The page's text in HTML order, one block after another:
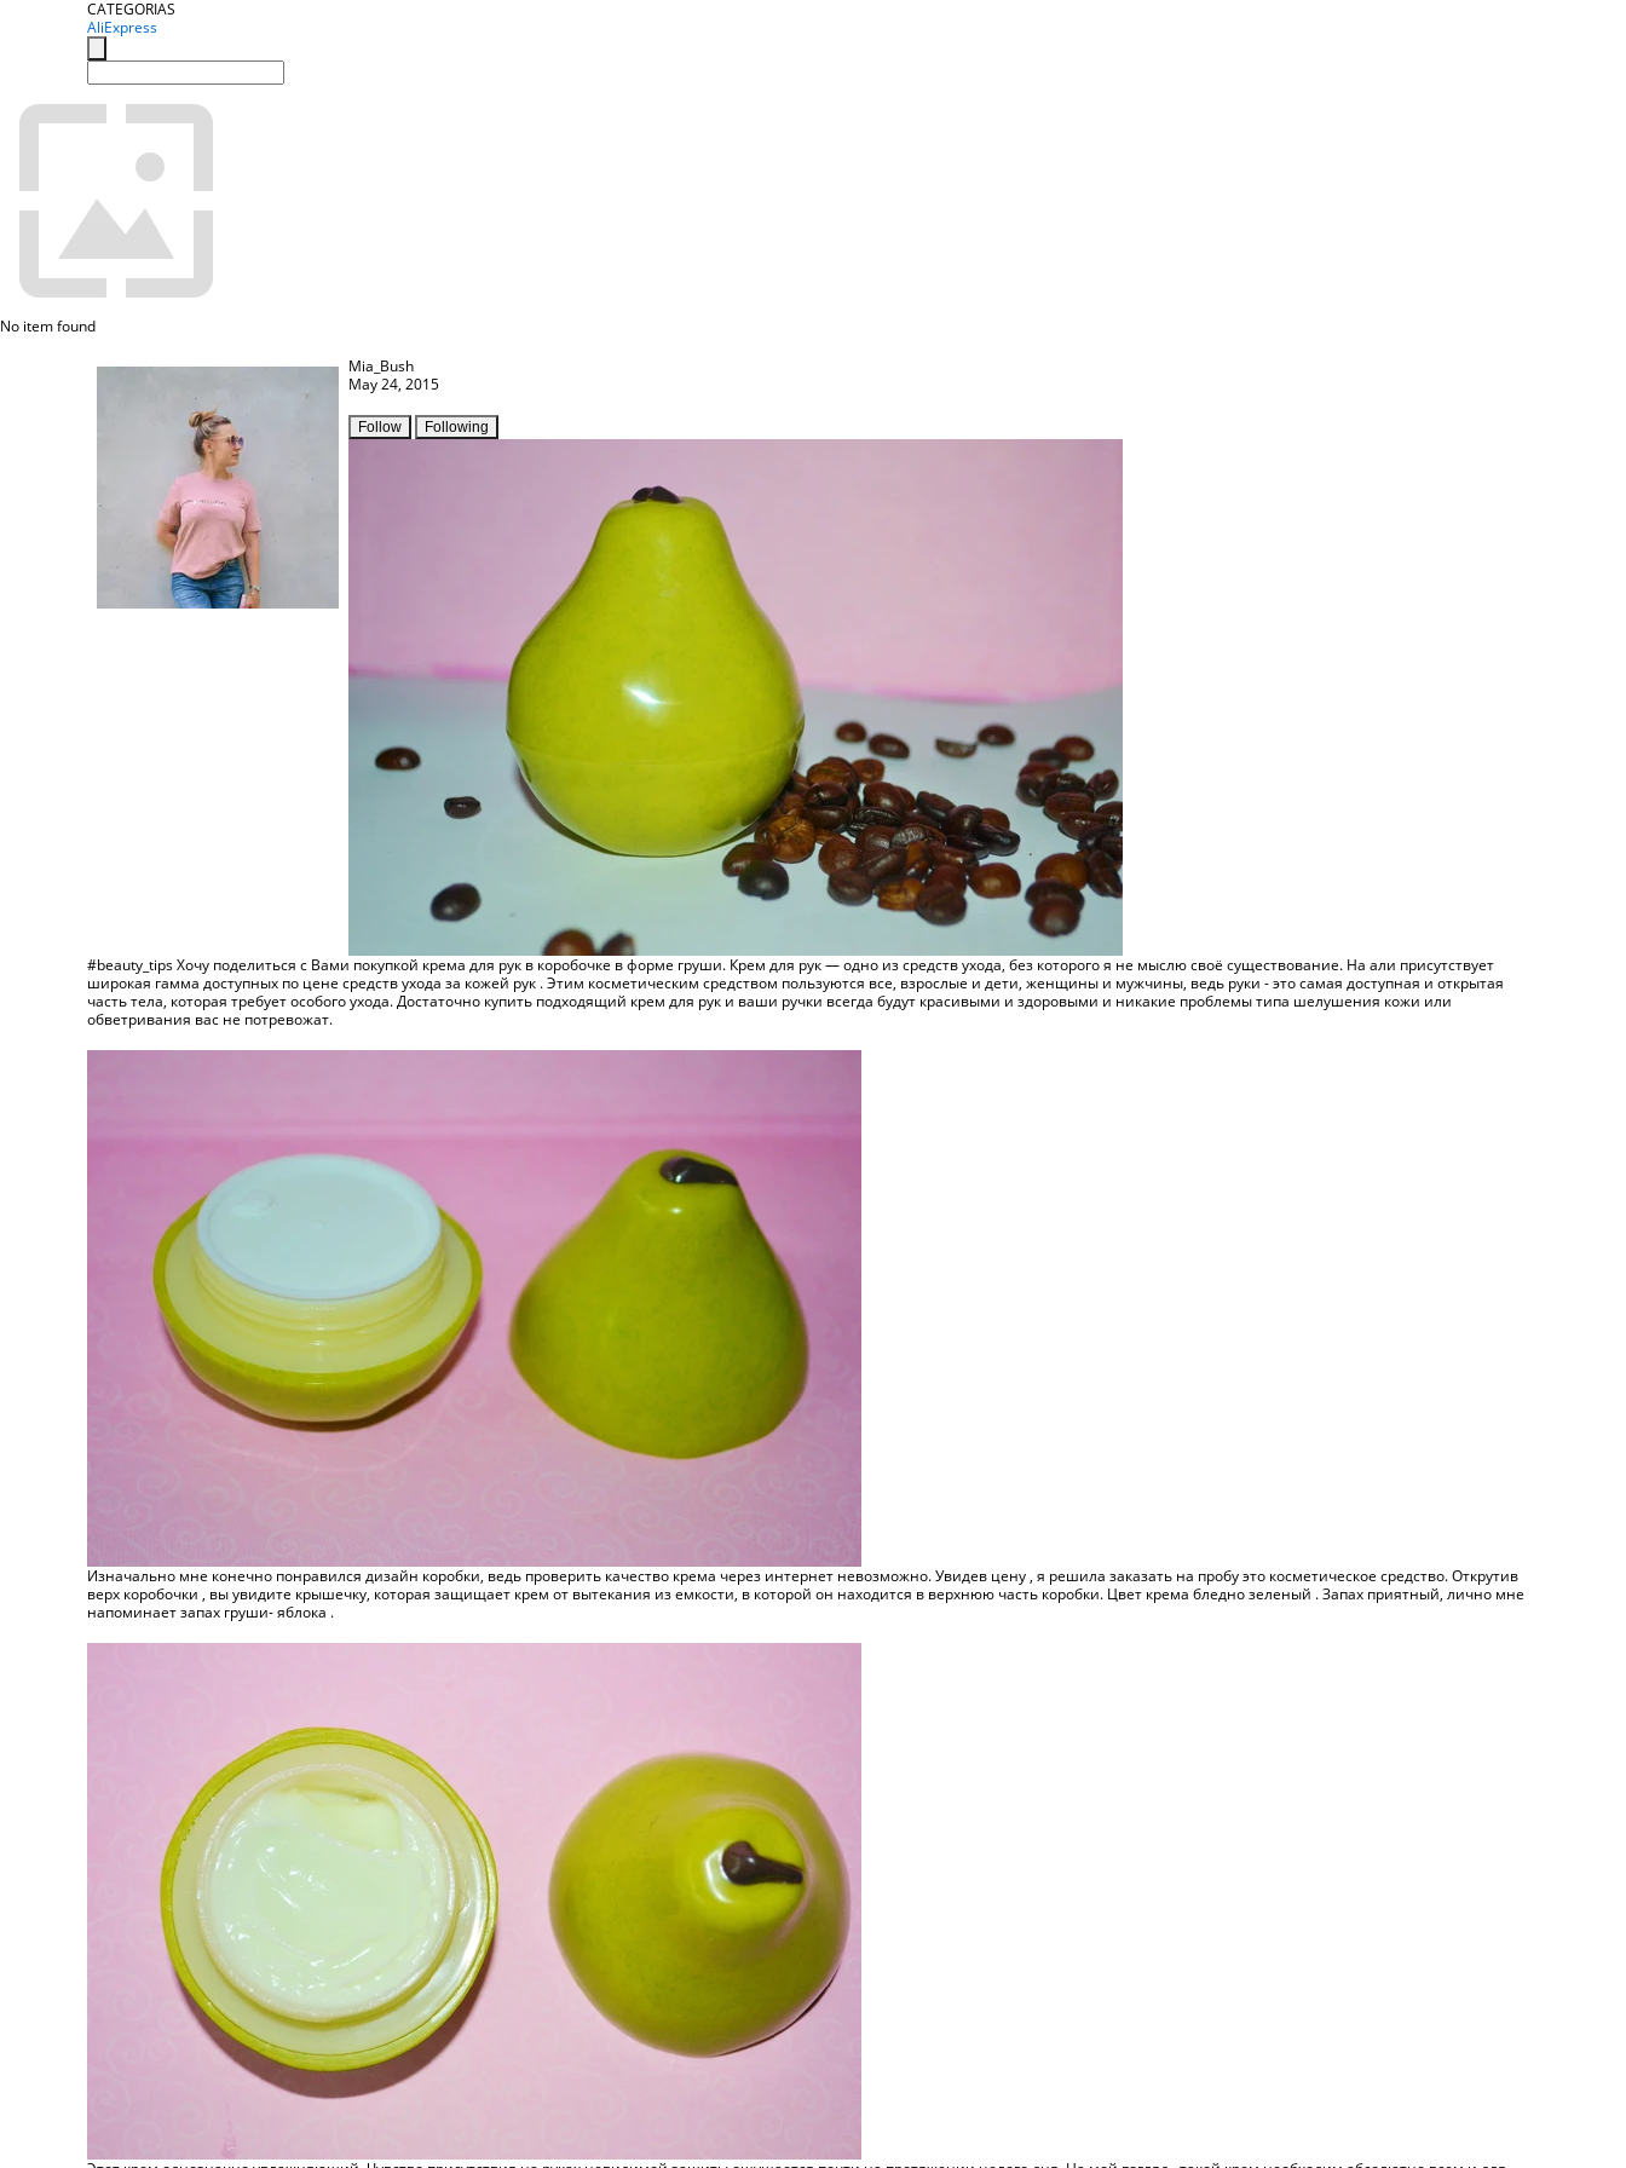
CATEGORIAS
AliExpress
No item found
Mia_Bush
May 24, 2015
Follow Following
#beauty_tips Хочу поделиться с Вами покупкой крема для рук в коробочке в форме груши. Крем для рук — одно из средств ухода, без которого я не мыслю своё существование. На али присутствует
широкая гамма доступных по цене средств ухода за кожей рук . Этим косметическим средством пользуются все, взрослые и дети, женщины и мужчины, ведь руки - это самая доступная и открытая
часть тела, которая требует особого ухода. Достаточно купить подходящий крем для рук и ваши ручки всегда будут красивыми и здоровыми и никакие проблемы типа шелушения кожи или
обветривания вас не потревожат.
Изначально мне конечно понравился дизайн коробки, ведь проверить качество крема через интернет невозможно. Увидев цену , я решила заказать на пробу это косметическое средство. Открутив
верх коробочки , вы увидите крышечку, которая защищает крем от вытекания из емкости, в которой он находится в верхнюю часть коробки. Цвет крема бледно зеленый . Запах приятный, лично мне
напоминает запах груши- яблока .